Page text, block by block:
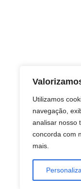
Utilizamos
navegação,
analisar nosso
concorda com
mais.